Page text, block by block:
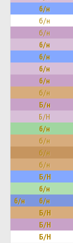
б/н
б/н
б/н
б/н
б/н
б/н
б/н
б/н
Б/н
Б/Н
б/н
б/н
б/н
б/н
Б/Н
б/н
б/н б/н
Б/Н
Б/Н
Б/Н